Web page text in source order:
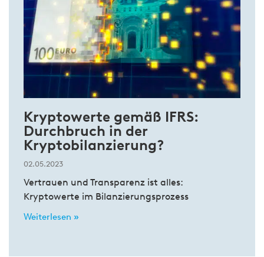
Kryptowerte gemäß IFRS:
Durchbruch in der
Kryptobilanzierung?
02.05.2023
Vertrauen und Transparenz ist alles:
Kryptowerte im Bilanzierungsprozess
Weiterlesen »